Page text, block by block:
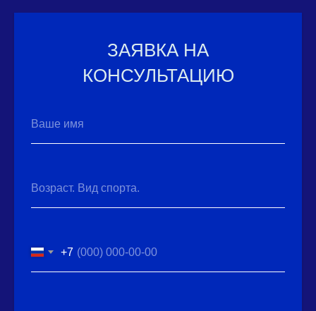
ЗАЯВКА НА
КОНСУЛЬТАЦИЮ
Ваше имя
Возраст. Вид спорта.
+7